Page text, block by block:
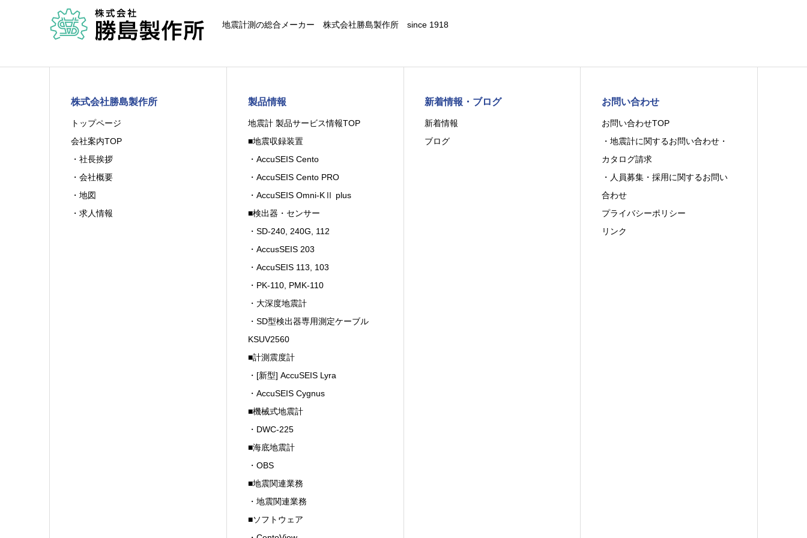
地震計測の総合メーカー 株式会社勝島製作所 since 1918
株式会社勝島製作所
トップページ
会社案内TOP
・社長挨拶
・会社概要
・地図
・求人情報
製品情報
地震計 製品サービス情報TOP
■地震収録装置
・AccuSEIS Cento
・AccuSEIS Cento PRO
・AccuSEIS Omni-KⅡ plus
■検出器・センサー
・SD-240, 240G, 112
・AccusSEIS 203
・AccuSEIS 113, 103
・PK-110, PMK-110
・大深度地震計
・SD型検出器専用測定ケーブル
KSUV2560
■計測震度計
・[新型] AccuSEIS Lyra
・AccuSEIS Cygnus
■機械式地震計
・DWC-225
■海底地震計
・OBS
■地震関連業務
・地震関連業務
■ソフトウェア
新着情報・ブログ
新着情報
ブログ
お問い合わせ
お問い合わせTOP
・地震計に関するお問い合わせ・
カタログ請求
・人員募集・採用に関するお問い
合わせ
プライバシーポリシー
リンク